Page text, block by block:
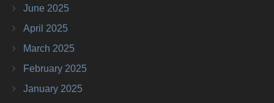
June 2025
April 2025
March 2025
February 2025
January 2025